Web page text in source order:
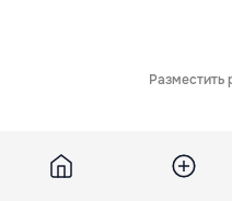
Разместить